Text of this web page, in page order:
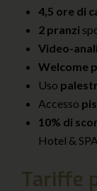
4,5 ore di
2 pranzi
Video-
Welcome
Uso
Accesso
10% di
Hotel &
Tariffe